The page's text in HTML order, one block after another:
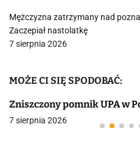
Mężczyzna zatrzymany nad
Zaczepiał nastolatkę
7 sierpnia 2026
MOŻE CI SIĘ SPODOBAĆ:
Zniszczony pomnik UPA w
7 sierpnia 2026